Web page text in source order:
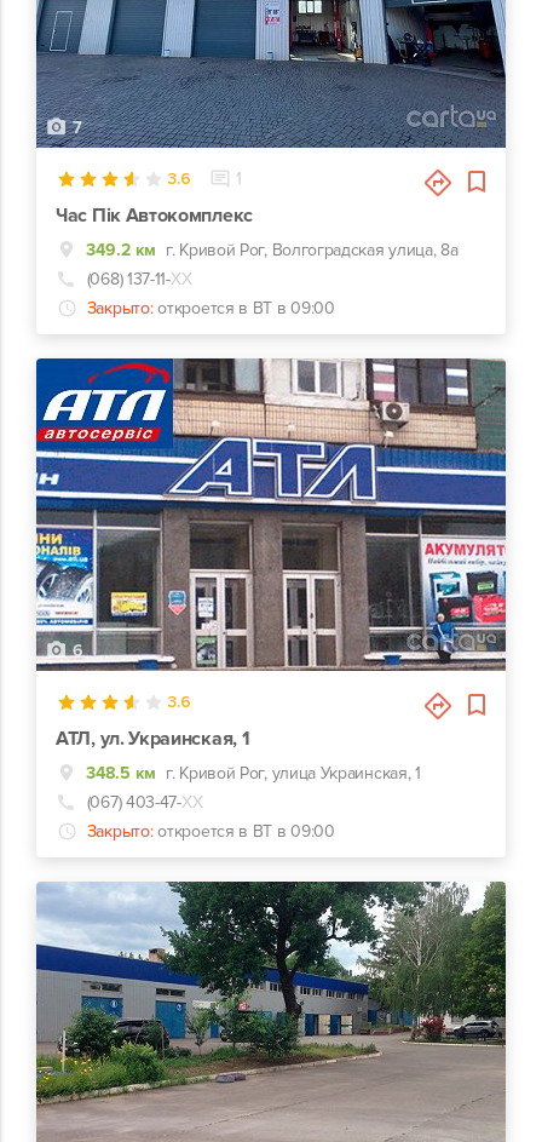
7
3.6 1
Час Пік Автокомплекс
349.2 км г. Кривой Рог, Волгоградская улица, 8а
(068) 137-11-ХХ
Закрыто: откроется в ВТ в 09:00
6
3.6
АТЛ, ул. Украинская, 1
348.5 км г. Кривой Рог, улица Украинская, 1
(067) 403-47-ХХ
Закрыто: откроется в ВТ в 09:00